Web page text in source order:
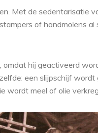
Met de sedentarisatie
of handmolens al
omdat hij geactiveerd
een slijpschijf wordt
wordt meel of olie